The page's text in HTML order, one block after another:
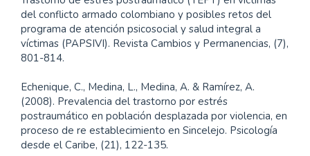
del conflicto armado colombiano y posibles retos del
programa de atención psicosocial y salud integral a
víctimas (PAPSIVI). Revista Cambios y Permanencias, (7),
801-814.
Echenique, C., Medina, L., Medina, A. & Ramírez, A.
(2008). Prevalencia del trastorno por estrés
postraumático en población desplazada por violencia, en
proceso de re establecimiento en Sincelejo. Psicología
desde el Caribe, (21), 122-135.